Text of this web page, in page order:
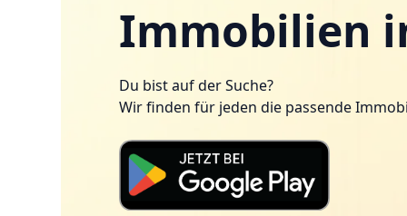
Immobilien
Du bist auf der Suche?
Wir finden für jeden die passende